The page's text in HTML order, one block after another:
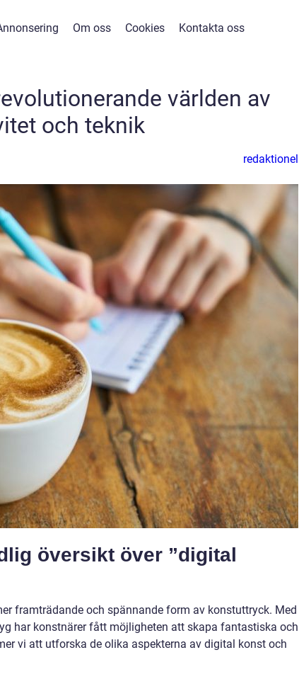
Om oss Cookies Kontakta oss
världen av
och teknik
redaktionel
översikt över ”digital
framträdande och spännande form av konstuttryck. Med
har konstnärer fått möjligheten att skapa fantastiska och
vi att utforska de olika aspekterna av digital konst och